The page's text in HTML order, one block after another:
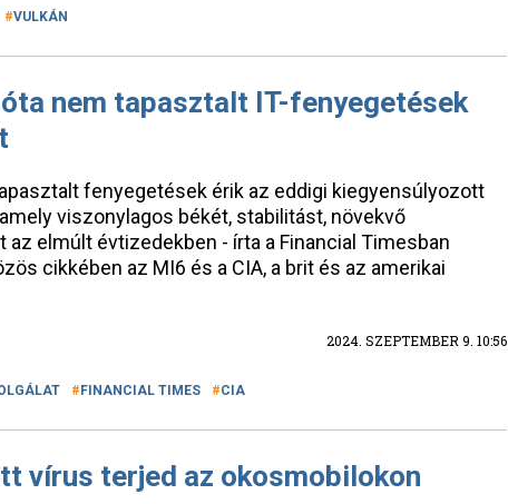
VULKÁN
nem tapasztalt IT-fenyegetések
fenyegetések érik az eddigi kiegyensúlyozott
viszonylagos békét, stabilitást, növekvő
elmúlt évtizedekben - írta a Financial Timesban
cikkében az MI6 és a CIA, a brit és az amerikai
2024. SZEPTEMBER 9. 10:56
FINANCIAL TIMES CIA
vírus terjed az okosmobilokon